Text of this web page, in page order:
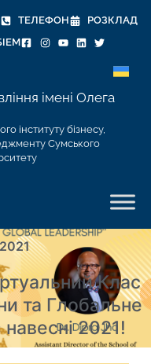
ТЕЛЕФОН
РОЗКЛАД
імені Олега
інституту бізнесу,
Сумського
Клас
та Глобальне
2021!